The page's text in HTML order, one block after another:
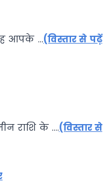
आपके …(विस्तार से पढ़ें
राशि के ….(विस्तार से